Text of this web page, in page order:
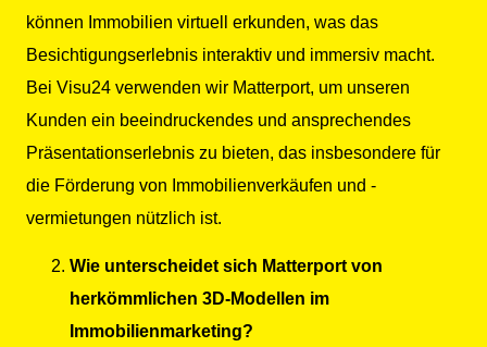
können Immobilien virtuell erkunden, was das
Besichtigungserlebnis interaktiv und immersiv macht.
Bei Visu24 verwenden wir Matterport, um unseren
Kunden ein beeindruckendes und ansprechendes
Präsentationserlebnis zu bieten, das insbesondere für
die Förderung von Immobilienverkäufen und -
vermietungen nützlich ist.
Wie unterscheidet sich Matterport von
herkömmlichen 3D-Modellen im
Immobilienmarketing?